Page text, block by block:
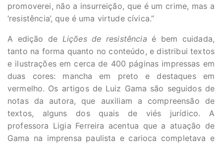
promoverei, não a insurreição, que é um crime, mas a
‘resistência’, que é uma virtude cívica.”
A edição de Lições de resistência é bem cuidada,
tanto na forma quanto no conteúdo, e distribui textos
e ilustrações em cerca de 400 páginas impressas em
duas cores: mancha em preto e destaques em
vermelho. Os artigos de Luiz Gama são seguidos de
notas da autora, que auxiliam a compreensão de
textos, alguns dos quais de viés jurídico. A
professora Ligia Ferreira acentua que a atuação de
Gama na imprensa paulista e carioca completava e